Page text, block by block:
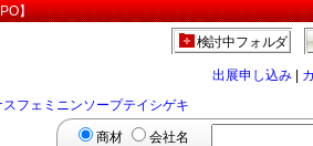
】
検討中フォルダ
出展申し込み
スフェミニンソープテイシゲキ
商材 会社名